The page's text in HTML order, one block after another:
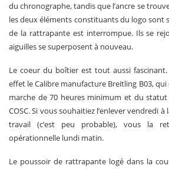
du chronographe, tandis que l’ancre se
les deux éléments constituants du logo sont
de la rattrapante est interrompue. Ils se
aiguilles se superposent à nouveau.
Le coeur du boîtier est tout aussi
effet le Calibre manufacture Breitling B03, qui
marche de 70 heures minimum et du
COSC. Si vous souhaitiez l’enlever vendredi
travail (c’est peu probable), vous la
opérationnelle lundi matin.
Le poussoir de rattrapante logé dans la